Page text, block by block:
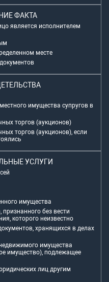
ФАКТА
является исполнителем
месте
имущества супругов в
торгов (аукционов)
торгов (аукционов), если
УСЛУГИ
имущества
без вести
которого неизвестно
хранящихся в делах
имущества
имущество), подлежащее
лиц другим